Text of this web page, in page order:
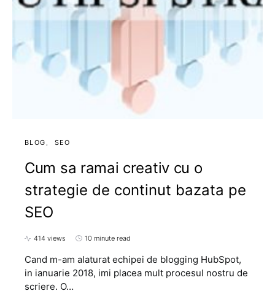
BLOG SEO
Cum sa ramai creativ cu o
strategie de continut bazata pe
SEO
414 views 10 minute read
Cand m-am alaturat echipei de blogging HubSpot,
in ianuarie 2018, imi placea mult procesul nostru de
scriere. O…